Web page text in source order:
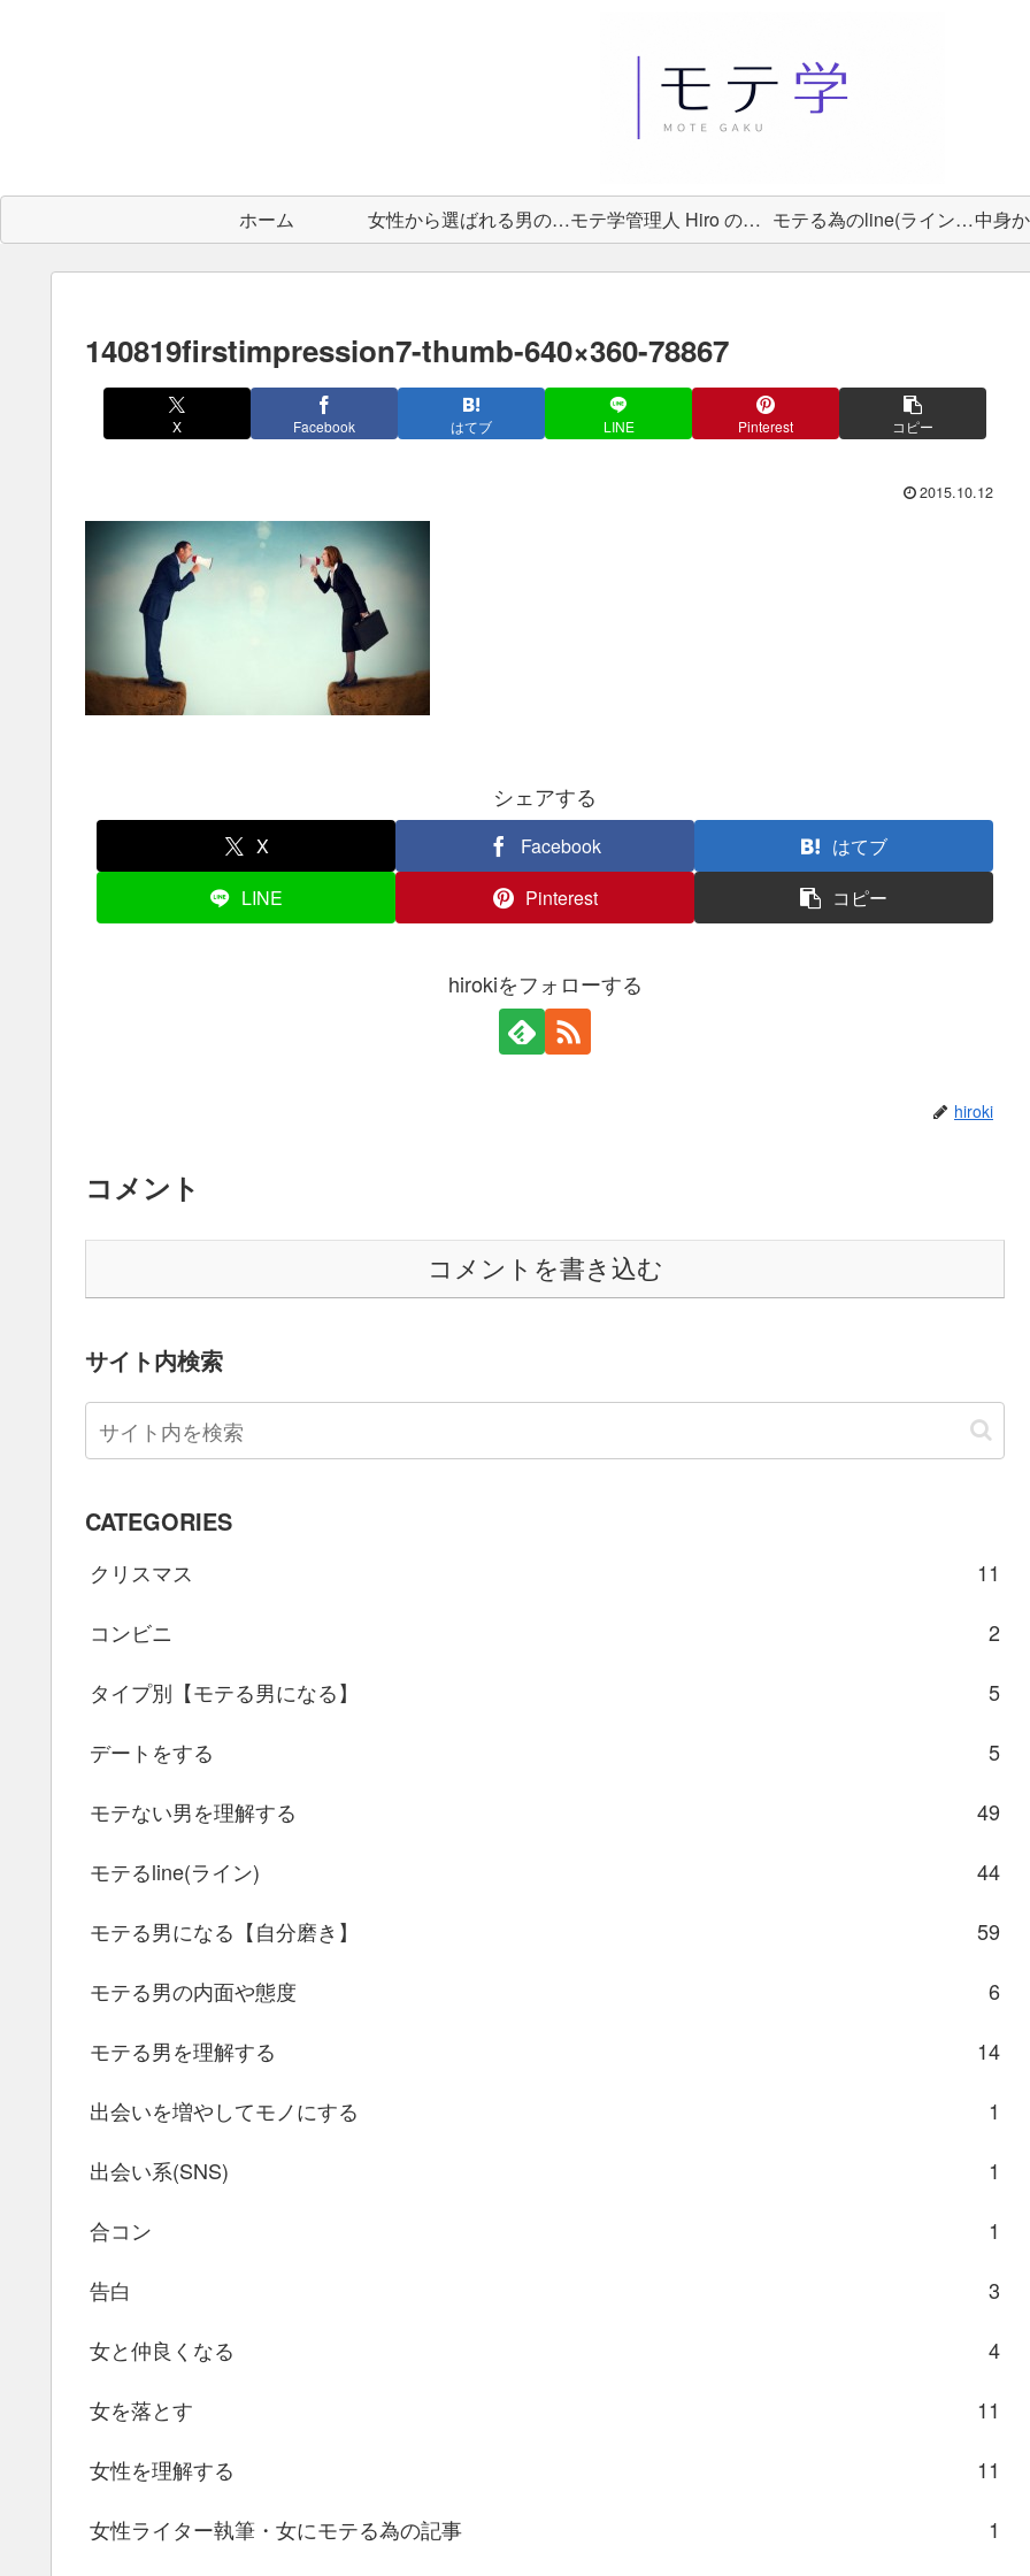
ホーム 女性から選ばれる男の教科書 モテ学管理人 Hiro のプロフィール モテる為のline(ライン)術
140819firstimpression7-thumb-640×360-78867
X Facebook はてブ LINE Pinterest コピー
2015.10.12
シェアする
X Facebook
はてブ
LINE
Pinterest コピー
hirokiをフォローする
hiroki
コメント
コメントを書き込む
サイト内検索
CATEGORIES
クリスマス
11
コンビニ
2
タイプ別【モテる男になる】
5
デートをする
5
モテない男を理解する
49
モテるline(ライン)
44
モテる男になる【自分磨き】
59
モテる男の内面や態度
6
モテる男を理解する
14
出会いを増やしてモノにする
1
出会い系(SNS)
1
合コン
1
告白
3
女と仲良くなる
4
女を落とす
11
女性を理解する
11
女性ライター執筆・女にモテる為の記事
1